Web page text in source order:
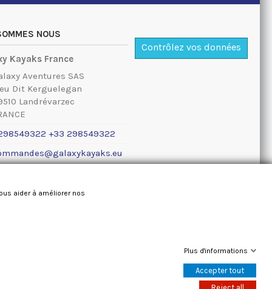
NOUS
Kayaks France
Aventures SAS
Dit Kerguelegan
Landrévarzec
+33 298549322
Contrôlez vos données
aider à améliorer nos
Plus d'informations
Accepter tout